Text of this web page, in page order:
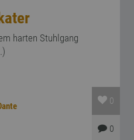
harten Stuhlgang
0
0